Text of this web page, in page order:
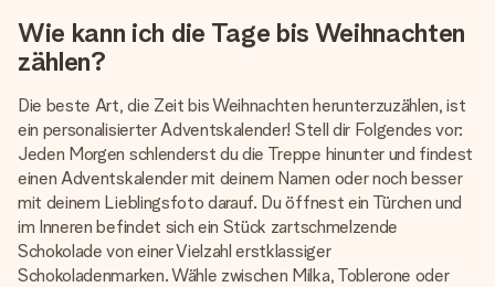
Wie kann ich die Tage bis Weihnachten
zählen?
Die beste Art, die Zeit bis Weihnachten herunterzuzählen, ist
ein personalisierter Adventskalender! Stell dir Folgendes vor:
Jeden Morgen schlenderst du die Treppe hinunter und findest
einen Adventskalender mit deinem Namen oder noch besser
mit deinem Lieblingsfoto darauf. Du öffnest ein Türchen und
im Inneren befindet sich ein Stück zartschmelzende
Schokolade von einer Vielzahl erstklassiger
Schokoladenmarken. Wähle zwischen Milka, Toblerone oder